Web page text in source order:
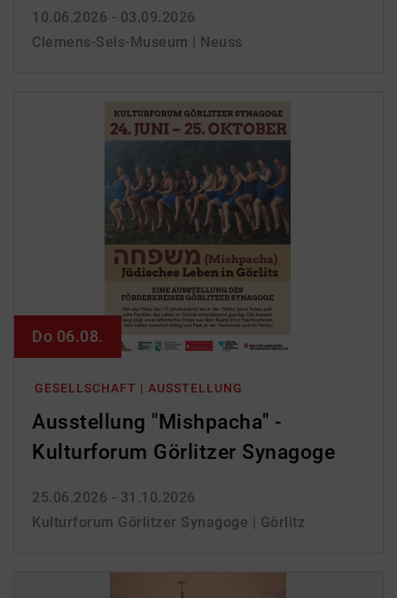
10.06.2026 - 03.09.2026
Clemens-Sels-Museum | Neuss
GESELLSCHAFT | AUSSTELLUNG
Ausstellung "Mishpacha" -
Kulturforum Görlitzer Synagoge
25.06.2026 - 31.10.2026
Kulturforum Görlitzer Synagoge | Görlitz
Do 06.08.